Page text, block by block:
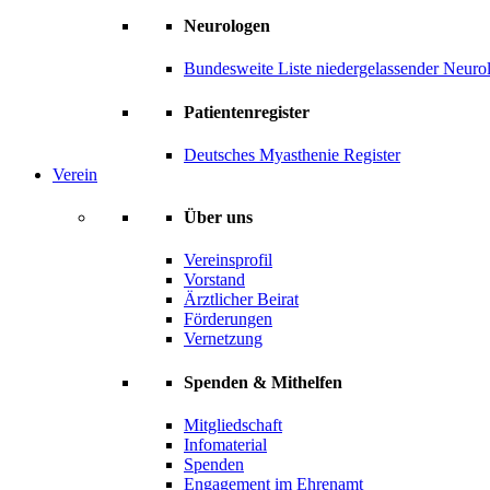
Neurologen
Bundesweite Liste niedergelassender
Patientenregister
Deutsches Myasthenie Register
Verein
Über uns
Vereinsprofil
Vorstand
Ärztlicher Beirat
Förderungen
Vernetzung
Spenden & Mithelfen
Mitgliedschaft
Infomaterial
Spenden
Engagement im Ehrenamt